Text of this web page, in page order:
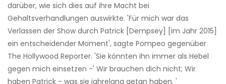
darüber, wie sich dies auf ihre Macht bei
Gehaltsverhandlungen auswirkte. 'Für mich war das
Verlassen der Show durch Patrick [Dempsey] [im Jahr 2015]
ein entscheidender Moment', sagte Pompeo gegenüber
The Hollywood Reporter. 'Sie könnten ihn immer als Hebel
gegen mich einsetzen -' Wir brauchen dich nicht; Wir
haben Patrick - was sie jahrelang getan haben. '